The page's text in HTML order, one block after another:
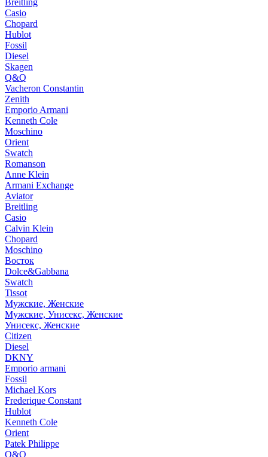
Breitling
Casio
Chopard
Hublot
Fossil
Diesel
Skagen
Q&Q
Vacheron Constantin
Zenith
Emporio Armani
Kenneth Cole
Moschino
Orient
Swatch
Romanson
Anne Klein
Armani Exchange
Aviator
Breitling
Casio
Calvin Klein
Chopard
Moschino
Восток
Dolce&Gabbana
Swatch
Tissot
Мужские, Женские
Мужские, Унисекс, Женские
Унисекс, Женские
Citizen
Diesel
DKNY
Emporio armani
Fossil
Michael Kors
Frederique Constant
Hublot
Kenneth Cole
Orient
Patek Philippe
Q&Q